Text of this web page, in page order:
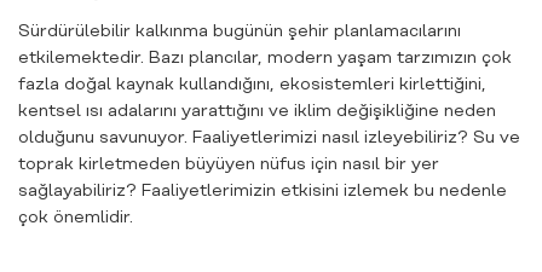
Sürdürülebilir kalkınma bugünün şehir planlamacılarını
etkilemektedir. Bazı plancılar, modern yaşam tarzımızın çok
fazla doğal kaynak kullandığını, ekosistemleri kirlettiğini,
kentsel ısı adalarını yarattığını ve iklim değişikliğine neden
olduğunu savunuyor. Faaliyetlerimizi nasıl izleyebiliriz? Su ve
toprak kirletmeden büyüyen nüfus için nasıl bir yer
sağlayabiliriz? Faaliyetlerimizin etkisini izlemek bu nedenle
çok önemlidir.